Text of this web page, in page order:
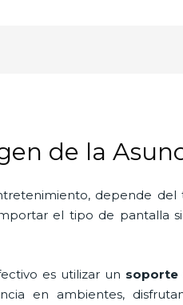
de la
depende del
el tipo de pantalla
es utilizar un soporte
en ambientes,